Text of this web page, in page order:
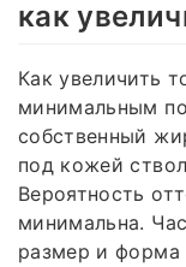
как
Как увеличить
минимальным
собственный
под кожей
Вероятность
минимальна.
размер и форма